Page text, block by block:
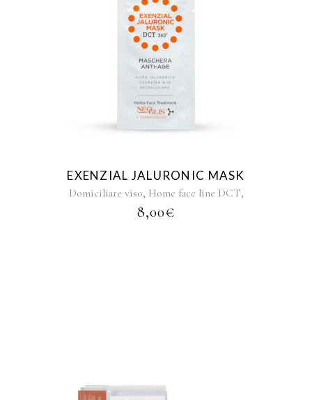
EXENZIAL JALURONIC MASK
Domiciliare viso, Home face line DCT,
8,00€